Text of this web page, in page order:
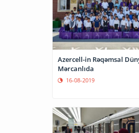
Azercell-in Rəqəmsal
Mərcanlıda
16-08-2019